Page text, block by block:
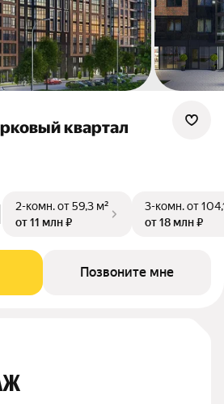
квартал
2-комн.от 59,3 м²
от 11 млн ₽
3-комн.от
от 18 млн ₽
Позвоните мне